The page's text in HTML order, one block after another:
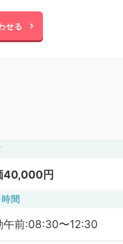
せる
40,000円
間
午前:08:30〜12:30